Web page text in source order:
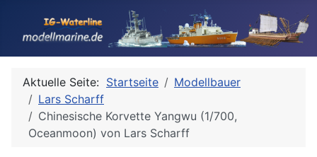
Aktuelle Seite: Startseite
Modellbauer
Lars Scharff
Chinesische Korvette Yangwu (1/700,
Oceanmoon) von Lars Scharff